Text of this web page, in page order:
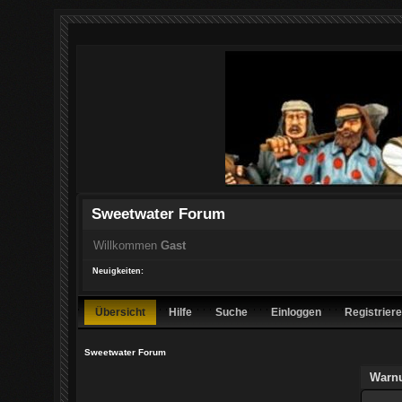
Sweetwater Forum
Willkommen Gast
Neuigkeiten:
Übersicht Hilfe Suche Einloggen
Sweetwater Forum